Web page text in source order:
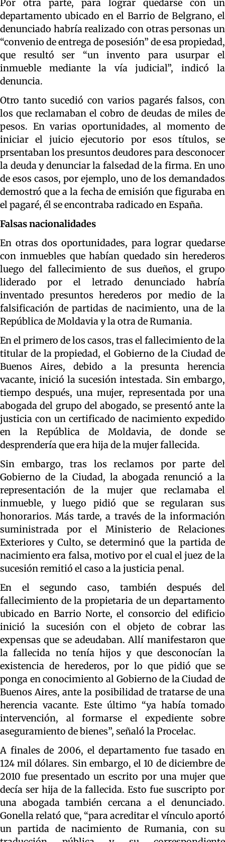
Por otra parte, para lograr quedarse con un
departamento ubicado en el Barrio de Belgrano, el
denunciado habría realizado con otras personas un
“convenio de entrega de posesión” de esa propiedad,
que resultó ser “un invento para usurpar el
inmueble mediante la vía judicial”, indicó la
denuncia.
Otro tanto sucedió con varios pagarés falsos, con
los que reclamaban el cobro de deudas de miles de
pesos. En varias oportunidades, al momento de
iniciar el juicio ejecutorio por esos títulos, se
prsentaban los presuntos deudores para desconocer
la deuda y denunciar la falsedad de la firma. En uno
de esos casos, por ejemplo, uno de los demandados
demostró que a la fecha de emisión que figuraba en
el pagaré, él se encontraba radicado en España.
Falsas nacionalidades
En otras dos oportunidades, para lograr quedarse
con inmuebles que habían quedado sin herederos
luego del fallecimiento de sus dueños, el grupo
liderado por el letrado denunciado habría
inventado presuntos herederos por medio de la
falsificación de partidas de nacimiento, una de la
República de Moldavia y la otra de Rumania.
En el primero de los casos, tras el fallecimiento de la
titular de la propiedad, el Gobierno de la Ciudad de
Buenos Aires, debido a la presunta herencia
vacante, inició la sucesión intestada. Sin embargo,
tiempo después, una mujer, representada por una
abogada del grupo del abogado, se presentó ante la
justicia con un certificado de nacimiento expedido
en la República de Moldavia, de donde se
desprendería que era hija de la mujer fallecida.
Sin embargo, tras los reclamos por parte del
Gobierno de la Ciudad, la abogada renunció a la
representación de la mujer que reclamaba el
inmueble, y luego pidió que se regularan sus
honorarios. Más tarde, a través de la información
suministrada por el Ministerio de Relaciones
Exteriores y Culto, se determinó que la partida de
nacimiento era falsa, motivo por el cual el juez de la
sucesión remitió el caso a la justicia penal.
En el segundo caso, también después del
fallecimiento de la propietaria de un departamento
ubicado en Barrio Norte, el consorcio del edificio
inició la sucesión con el objeto de cobrar las
expensas que se adeudaban. Allí manifestaron que
la fallecida no tenía hijos y que desconocían la
existencia de herederos, por lo que pidió que se
ponga en conocimiento al Gobierno de la Ciudad de
Buenos Aires, ante la posibilidad de tratarse de una
herencia vacante. Este último “ya había tomado
intervención, al formarse el expediente sobre
aseguramiento de bienes”, señaló la Procelac.
A finales de 2006, el departamento fue tasado en
124 mil dólares. Sin embargo, el 10 de diciembre de
2010 fue presentado un escrito por una mujer que
decía ser hija de la fallecida. Esto fue suscripto por
una abogada también cercana a el denunciado.
Gonella relató que, “para acreditar el vínculo aportó
un partida de nacimiento de Rumania, con su